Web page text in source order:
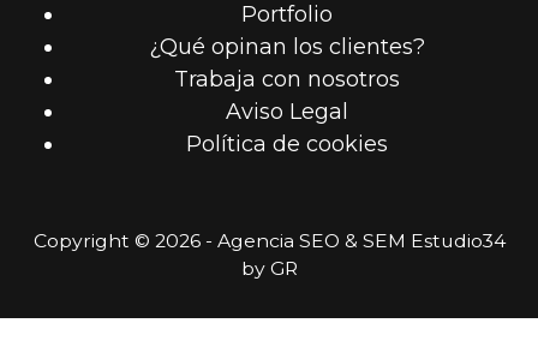
Portfolio
¿Qué opinan los clientes?
Trabaja con nosotros
Aviso Legal
Política de cookies
Copyright © 2026 - Agencia SEO & SEM Estudio34
by GR